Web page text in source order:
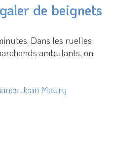
de beignets
Dans les ruelles
ambulants, on
Jean Maury